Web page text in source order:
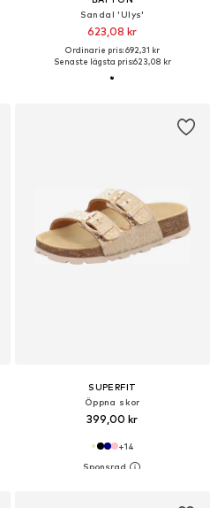
Sandal 'Ulys'
623,08 kr
Ordinarie pris: 692,31 kr
Senaste lägsta pris:623,08 kr
SUPERFIT
Öppna skor
399,00 kr
+14